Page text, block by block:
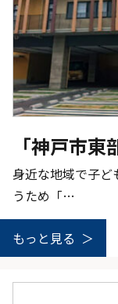
「神戸市
身近な地域で子
うため「…
もっと見る